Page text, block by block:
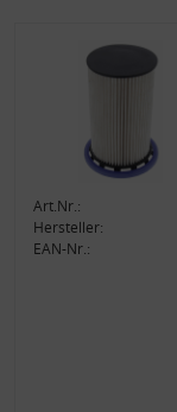
Art.Nr.:
Hersteller:
EAN-Nr.: